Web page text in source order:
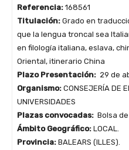
Referencia: 168561
Titulación: Grado en
que la lengua troncal sea
en filología italiana, eslava,
Oriental, itinerario China
Plazo Presentación: 29 de
Organismo: CONSEJERÍA DE
UNIVERSIDADES
Plazas convocadas: Bolsa
Ámbito Geográfico: LOCAL.
Provincia: BALEARS (ILLES).